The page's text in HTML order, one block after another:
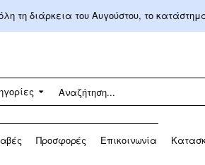
τη διάρκεια του Αυγούστου, το
Προσφορές Επικοινωνία